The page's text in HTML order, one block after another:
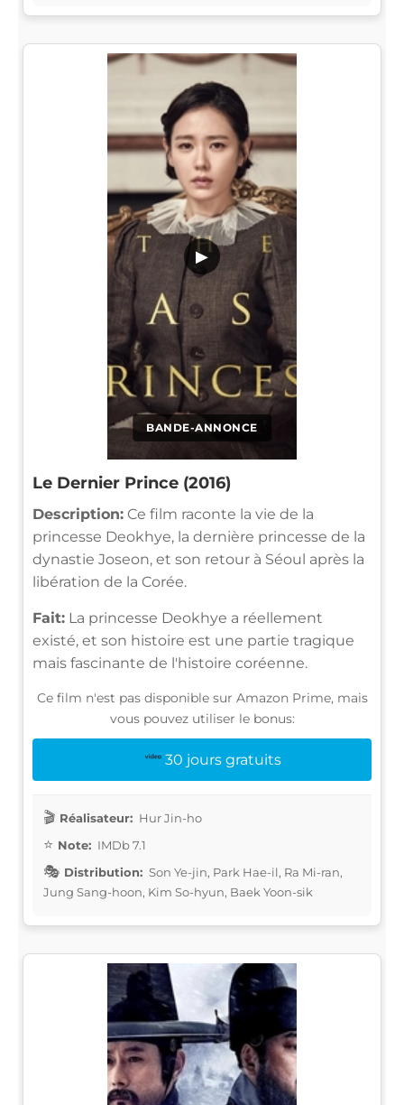
BANDE-ANNONCE
▶
Le Dernier Prince (2016)
Description: Ce film raconte la vie de la
princesse Deokhye, la dernière princesse de la
dynastie Joseon, et son retour à Séoul après la
libération de la Corée.
Fait: La princesse Deokhye a réellement
existé, et son histoire est une partie tragique
mais fascinante de l'histoire coréenne.
Ce film n'est pas disponible sur Amazon Prime, mais
vous pouvez utiliser le bonus:
30 jours gratuits
Réalisateur: Hur Jin-ho
Note: IMDb 7.1
Distribution: Son Ye-jin, Park Hae-il, Ra Mi-ran,
Jung Sang-hoon, Kim So-hyun, Baek Yoon-sik